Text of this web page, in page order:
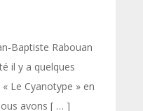
Baptiste Rabouan
il y a quelques
Le Cyanotype » en
avons [ … ]